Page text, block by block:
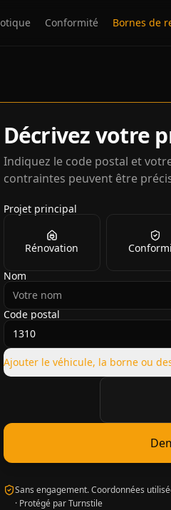
Conformité Bornes de
Décrivez votre
Indiquez le code postal et
contraintes peuvent être
Projet principal
Rénovation
Nom
Code postal
Ajouter le véhicule, la borne ou
Vérification
Sans engagement. Coordonnées
· Protégé par Turnstile